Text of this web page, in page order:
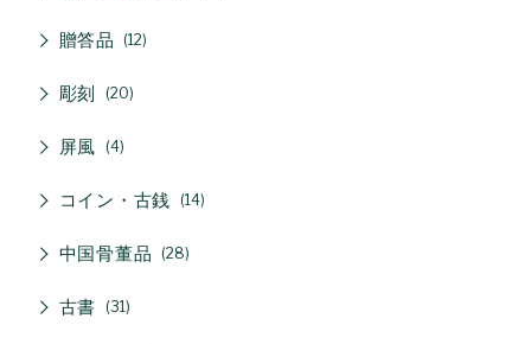
贈答品 12
彫刻 20
屏風 4
コイン・古銭 14
中国骨董品 28
古書 31